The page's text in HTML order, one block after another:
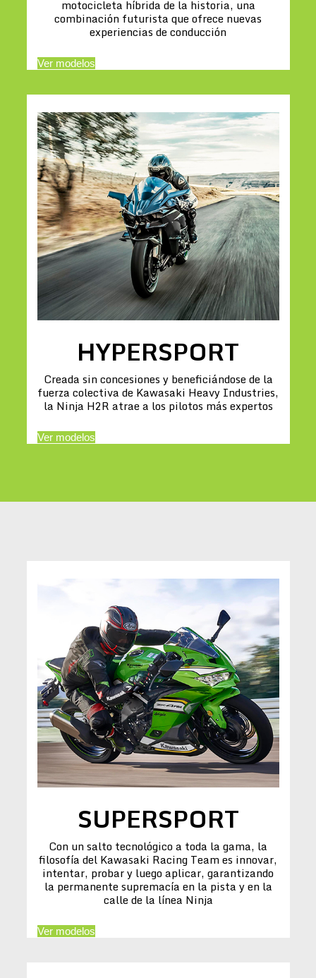
motocicleta híbrida de la historia, una
combinación futurista que ofrece nuevas
experiencias de conducción
Ver modelos
HYPERSPORT
Creada sin concesiones y beneficiándose de la
fuerza colectiva de Kawasaki Heavy Industries,
la Ninja H2R atrae a los pilotos más expertos
Ver modelos
SUPERSPORT
Con un salto tecnológico a toda la gama, la
filosofía del Kawasaki Racing Team es innovar,
intentar, probar y luego aplicar, garantizando
la permanente supremacía en la pista y en la
calle de la línea Ninja
Ver modelos